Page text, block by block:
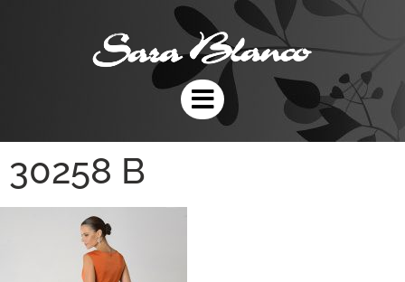
30258 B